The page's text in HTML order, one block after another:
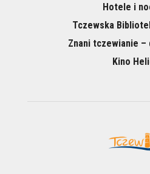
Hotele i
Tczewska
Znani tczewianie –
Kino